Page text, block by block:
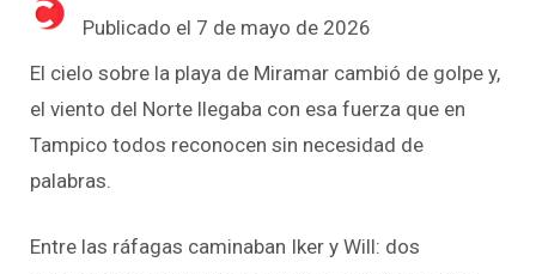
Publicado el 7 de mayo de 2026
El cielo sobre la playa de Miramar cambió de golpe y,
el viento del Norte llegaba con esa fuerza que en
Tampico todos reconocen sin necesidad de
palabras.
Entre las ráfagas caminaban Iker y Will: dos